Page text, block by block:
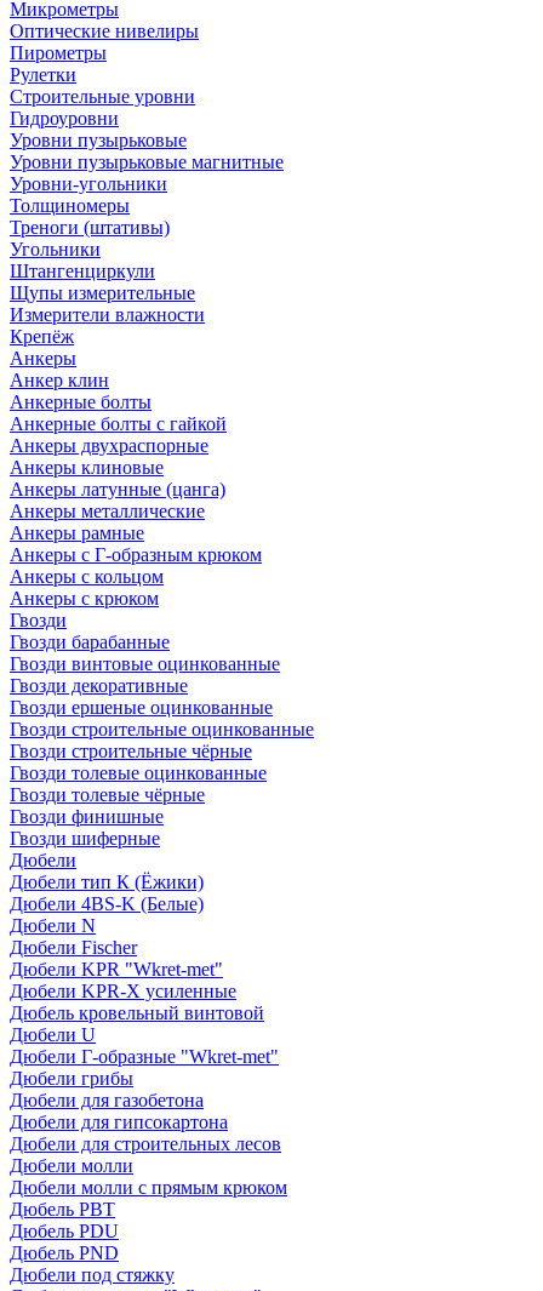
Микрометры
Оптические нивелиры
Пирометры
Рулетки
Строительные уровни
Гидроуровни
Уровни пузырьковые
Уровни пузырьковые магнитные
Уровни-угольники
Толщиномеры
Треноги (штативы)
Угольники
Штангенциркули
Щупы измерительные
Измерители влажности
Крепёж
Анкеры
Анкер клин
Анкерные болты
Анкерные болты с гайкой
Анкеры двухраспорные
Анкеры клиновые
Анкеры латунные (цанга)
Анкеры металлические
Анкеры рамные
Анкеры с Г-образным крюком
Анкеры с кольцом
Анкеры с крюком
Гвозди
Гвозди барабанные
Гвозди винтовые оцинкованные
Гвозди декоративные
Гвозди ершеные оцинкованные
Гвозди строительные оцинкованные
Гвозди строительные чёрные
Гвозди толевые оцинкованные
Гвозди толевые чёрные
Гвозди финишные
Гвозди шиферные
Дюбели
Дюбели тип К (Ёжики)
Дюбели 4BS-K (Белые)
Дюбели N
Дюбели Fischer
Дюбели KPR "Wkret-met"
Дюбели KPR-Х усиленные
Дюбель кровельный винтовой
Дюбели U
Дюбели Г-образные "Wkret-met"
Дюбели грибы
Дюбели для газобетона
Дюбели для гипсокартона
Дюбели для строительных лесов
Дюбели молли
Дюбели молли с прямым крюком
Дюбель PBT
Дюбель PDU
Дюбель PND
Дюбели под стяжку